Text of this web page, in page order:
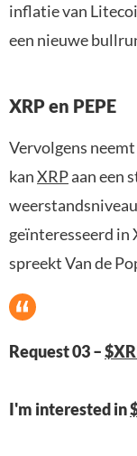
inflatie van
een nieuwe
XRP en PEPE
Vervolgens
kanXRPaan een
geïnteresseerd in
spreekt Van de
Request 03 –
I'm interested in